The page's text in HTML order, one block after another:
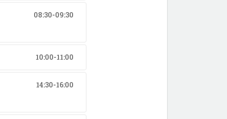
08:30-09:30
10:00-11:00
14:30-16:00